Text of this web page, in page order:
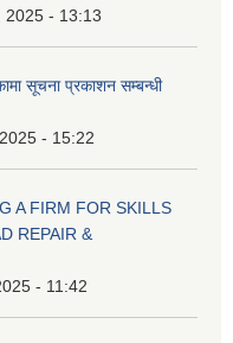
2025 - 13:13
सूचना प्रकाशन सम्बन्धी
- 15:22
A FIRM FOR SKILLS
REPAIR &
- 11:42